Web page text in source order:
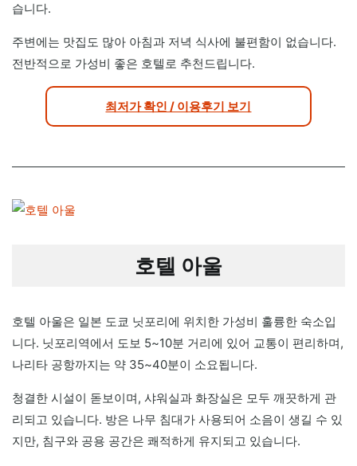
습니다.
주변에는 맛집도 많아 아침과 저녁 식사에 불편함이 없습니다.
전반적으로 가성비 좋은 호텔로 추천드립니다.
최저가 확인 / 이용후기 보기
호텔 아울
호텔 아울은 일본 도쿄 닛포리에 위치한 가성비 훌륭한 숙소입
니다. 닛포리역에서 도보 5~10분 거리에 있어 교통이 편리하며,
나리타 공항까지는 약 35~40분이 소요됩니다.
청결한 시설이 돋보이며, 샤워실과 화장실은 모두 깨끗하게 관
리되고 있습니다. 방은 나무 침대가 사용되어 소음이 생길 수 있
지만, 침구와 공용 공간은 쾌적하게 유지되고 있습니다.